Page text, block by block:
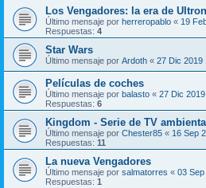
Los Vengadores: la era de Ultron
Último mensaje por herreropablo « 19
Respuestas: 4
Star Wars
Último mensaje por Ardoth « 27 Dic 2019
Películas de coches
Último mensaje por balasto « 27 Dic
Respuestas: 6
Kingdom - Serie de TV
Último mensaje por Chester85 « 16 Sep
Respuestas: 11
La nueva Vengadores
Último mensaje por salmatorres « 03
Respuestas: 1